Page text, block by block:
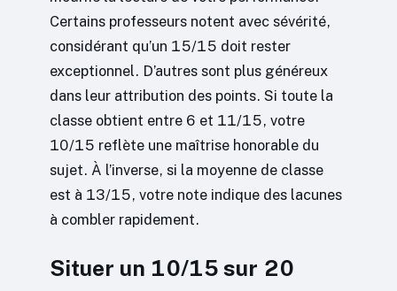
Certains professeurs notent avec sévérité,
considérant qu’un 15/15 doit rester
exceptionnel. D’autres sont plus généreux
dans leur attribution des points. Si toute la
classe obtient entre 6 et 11/15, votre
10/15 reflète une maîtrise honorable du
sujet. À l’inverse, si la moyenne de classe
est à 13/15, votre note indique des lacunes
à combler rapidement.
Situer un 10/15 sur 20